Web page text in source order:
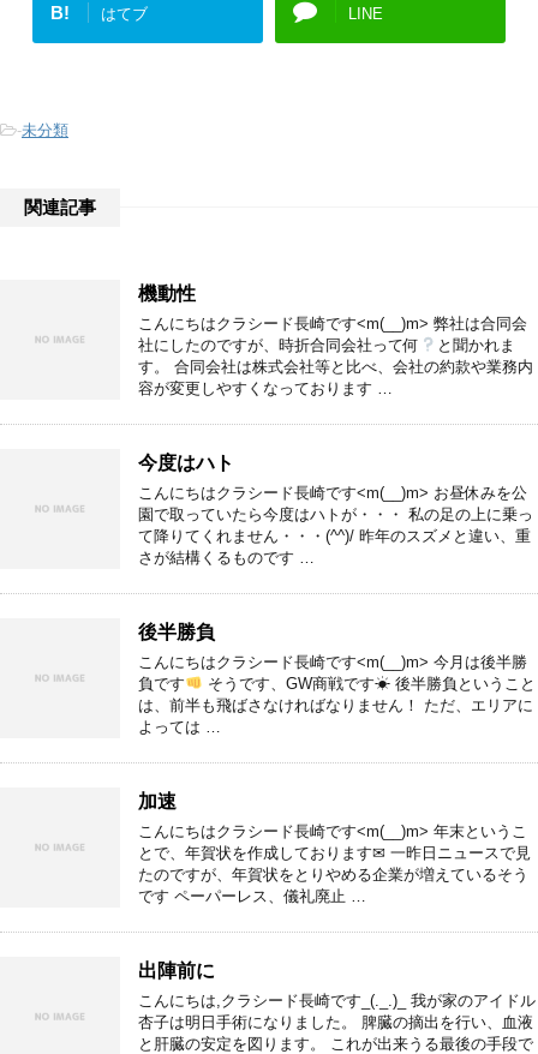
B! はてブ LINE
-未分類
関連記事
機動性
こんにちはクラシード長崎です<m(__)m> 弊社は合同会
社にしたのですが、時折合同会社って何
と聞かれま
す。 合同会社は株式会社等と比べ、会社の約款や業務内
容が変更しやすくなっております …
今度はハト
こんにちはクラシード長崎です<m(__)m> お昼休みを公
園で取っていたら今度はハトが・・・ 私の足の上に乗っ
て降りてくれません・・・(^^)/ 昨年のスズメと違い、重
さが結構くるものです …
後半勝負
こんにちはクラシード長崎です<m(__)m> 今月は後半勝
負です
そうです、GW商戦です☀ 後半勝負ということ
は、前半も飛ばさなければなりません！ ただ、エリアに
よっては …
加速
こんにちはクラシード長崎です<m(__)m> 年末というこ
とで、年賀状を作成しております✉ 一昨日ニュースで見
たのですが、年賀状をとりやめる企業が増えているそう
です ペーパーレス、儀礼廃止 …
出陣前に
こんにちは,クラシード長崎です_(._.)_ 我が家のアイドル
杏子は明日手術になりました。 脾臓の摘出を行い、血液
と肝臓の安定を図ります。 これが出来うる最後の手段で